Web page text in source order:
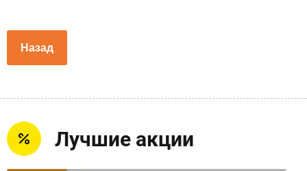
Назад
Лучшие акции